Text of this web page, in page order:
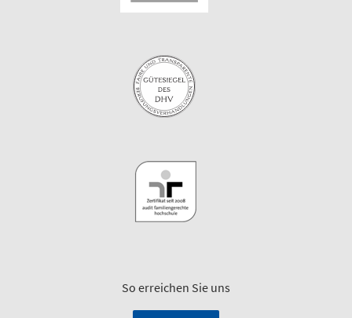
So erreichen Sie uns